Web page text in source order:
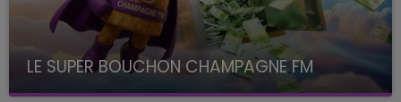
LE SUPER BOUCHON CHAMPAGNE FM
avec La Famille Champagne FM, à 8H10